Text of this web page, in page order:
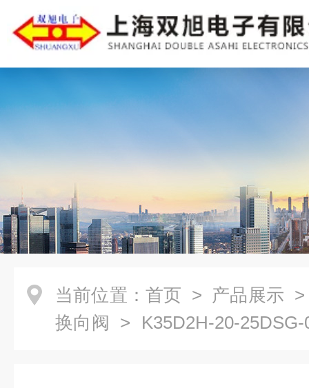
当前位置： 首页 > 产品展示
换向阀 > K35D2H-20-